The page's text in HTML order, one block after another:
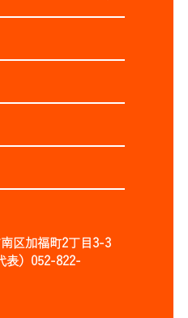
区加福町2丁目3-3
表）052-822-